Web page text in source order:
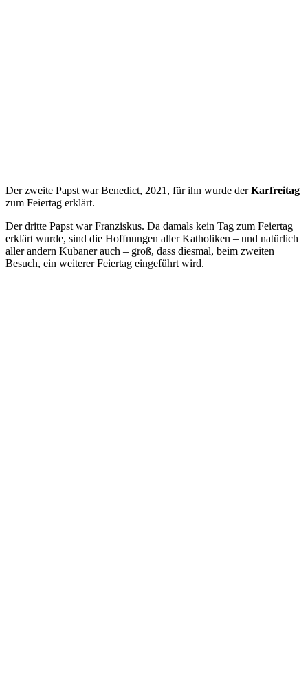
Der zweite Papst war Benedict, 2021, für ihn wurde derKarfreitag
zum Feiertag erklärt.
Der dritte Papst war Franziskus. Da damals kein Tag zum Feiertag
erklärt wurde, sind die Hoffnungen aller Katholiken – und natürlich
aller andern Kubaner auch – groß, dass diesmal, beim zweiten
Besuch, ein weiterer Feiertag eingeführt wird.